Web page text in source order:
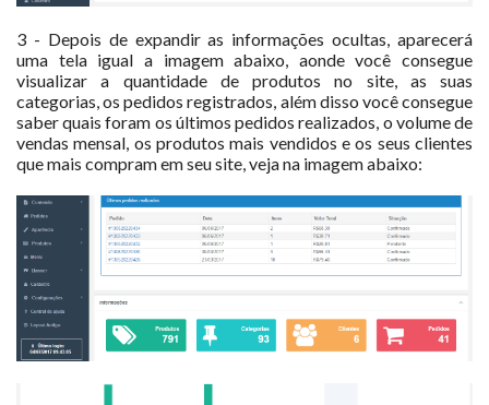
3 - Depois de expandir as informações ocultas, aparecerá
uma tela igual a imagem abaixo, aonde você consegue
visualizar a quantidade de produtos no site, as suas
categorias, os pedidos registrados, além disso você consegue
saber quais foram os últimos pedidos realizados, o volume de
vendas mensal, os produtos mais vendidos e os seus clientes
que mais compram em seu site, veja na imagem abaixo: